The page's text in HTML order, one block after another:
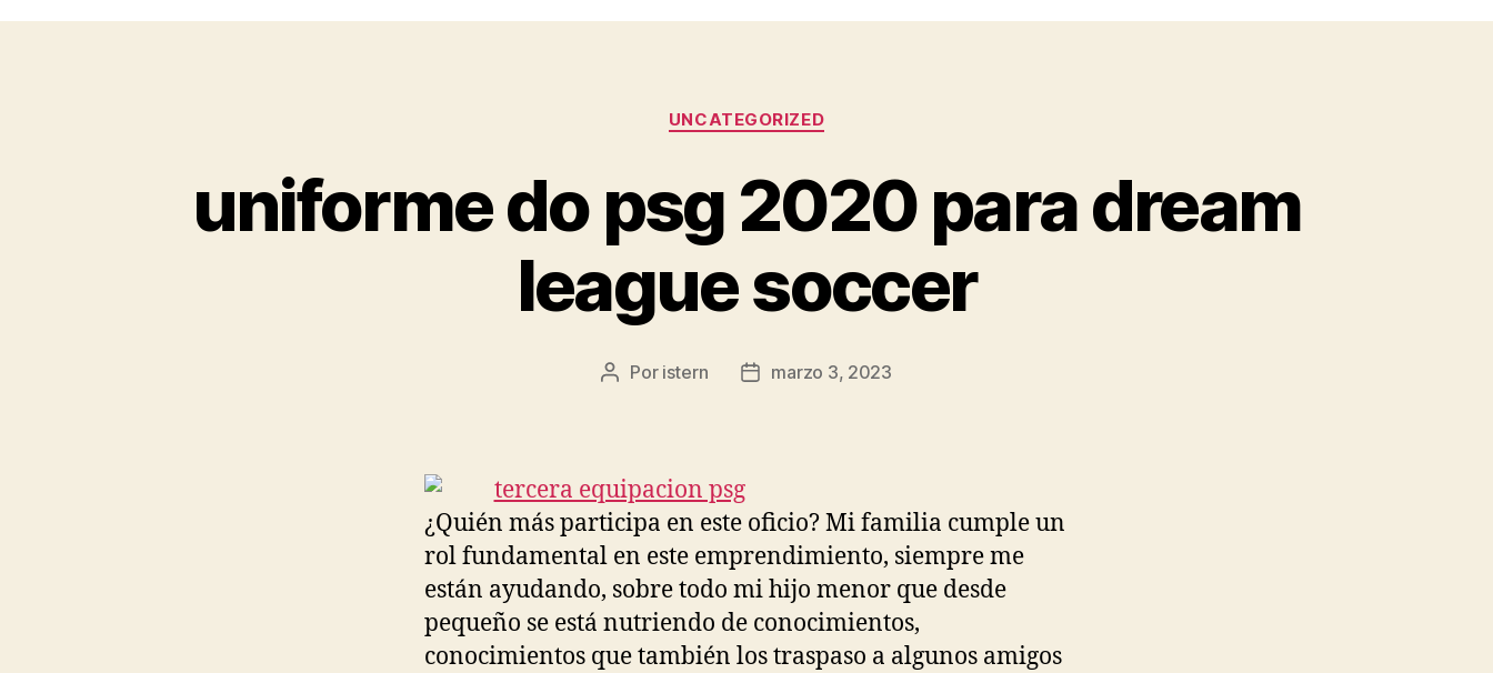
Categorías
UNCATEGORIZED
uniforme do psg 2020 para dream
league soccer
Autor
Por istern
Fechamarzo 3, 2023
¿Quién más participa en este oficio? Mi familia cumple un
rol fundamental en este emprendimiento, siempre me
están ayudando, sobre todo mi hijo menor que desde
pequeño se está nutriendo de conocimientos,
conocimientos que también los traspaso a algunos amigos